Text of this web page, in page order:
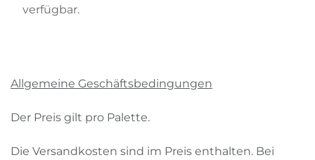
verfügbar.
Allgemeine Geschäftsbedingungen
Der Preis gilt pro Palette.
Die Versandkosten sind im Preis enthalten. Bei